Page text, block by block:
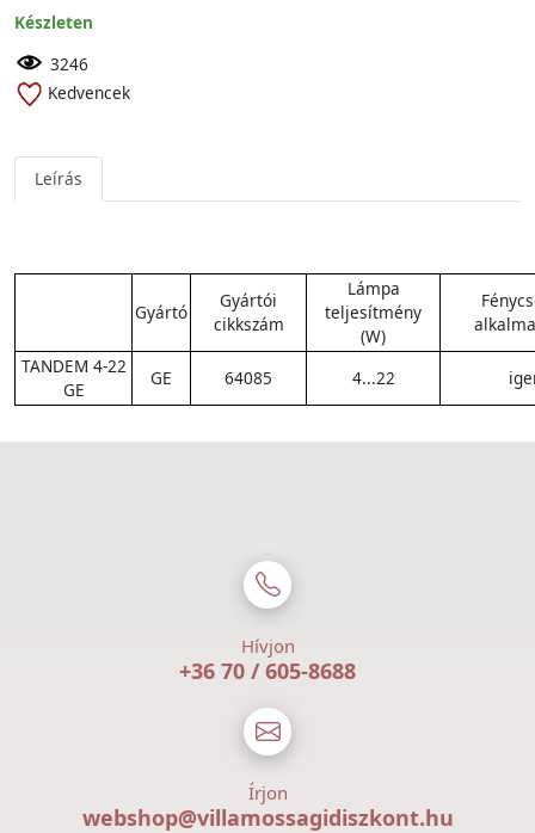
Készleten
3246
Kedvencek
Leírás
Gyártó
Gyártói
cikkszám
Lámpa
teljesítmény
(W)
TANDEM 4-22
GE
GE 64085 4...22
Hívjon
+36 70 / 605-8688
Írjon
webshop@villamossagidiszkont.hu